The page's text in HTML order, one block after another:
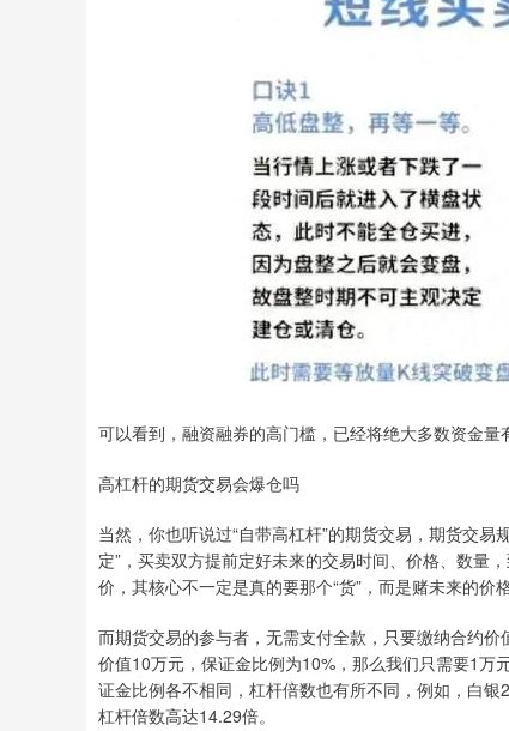
可以看到，融资融券的高门槛，已经将绝大多数资金量
高杠杆的期货交易会爆仓吗
当然，你也听说过“自带高杠杆”的期货交易，期货交
定”，买卖双方提前定好未来的交易时间、价格、数量
价，其核心不一定是真的要那个“货”，而是赌未来的价格
而期货交易的参与者，无需支付全款，只要缴纳合约
价值10万元，保证金比例为10%，那么我们只需要1
证金比例各不相同，杠杆倍数也有所不同，例如，白
杠杆倍数高达14.29倍。